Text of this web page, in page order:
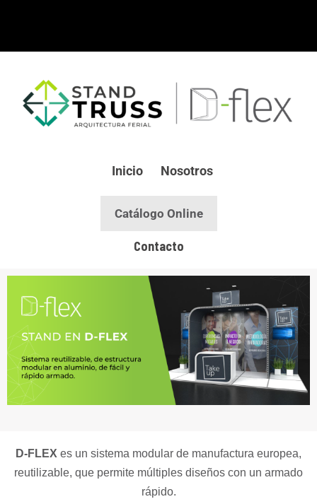
Inicio Nosotros
Catálogo Online
Contacto
D-FLEX es un sistema modular de manufactura europea,
reutilizable, que permite múltiples diseños con un armado
rápido.